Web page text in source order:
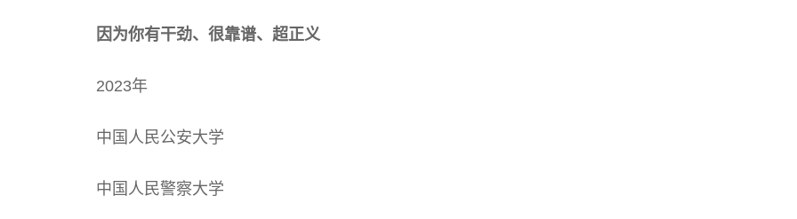
因为你有干劲、很靠谱、超正义
2023年
中国人民公安大学
中国人民警察大学